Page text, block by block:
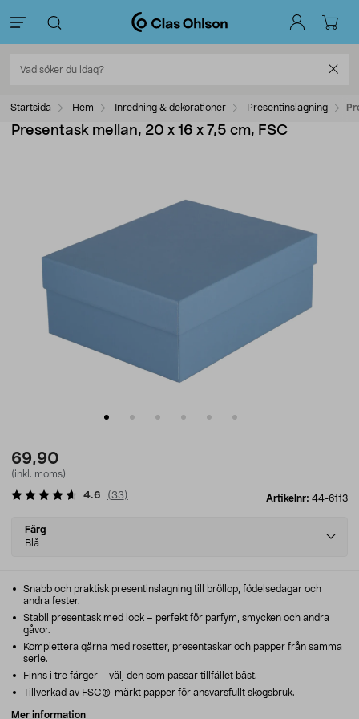
Startsida Hem Inredning & dekorationer Presentinslagning
Presentask mellan, 20 x 16 x 7,5 cm, FSC
69,90
(inkl. moms)
Artikelnr: 44-6113
4.6 (33)
Select
variant
Färg
Blå
Snabb och praktisk presentinslagning till bröllop, födelsedagar och
andra fester.
Stabil presentask med lock – perfekt för parfym, smycken och andra
gåvor.
Komplettera gärna med rosetter, presentaskar och papper från samma
serie.
Finns i tre färger – välj den som passar tillfället bäst.
Tillverkad av FSC®-märkt papper för ansvarsfullt skogsbruk.
Mer information